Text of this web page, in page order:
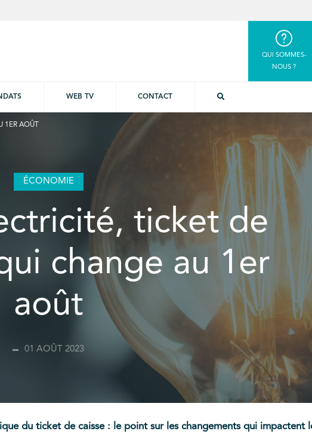
QUI SOMMES-
NOUS ?
WEB TV CONTACT
1ER AOÛT
ÉCONOMIE
ticket de
change au 1er
août
01 AOÛT 2023
du ticket de caisse : le point sur les changements qui impactent